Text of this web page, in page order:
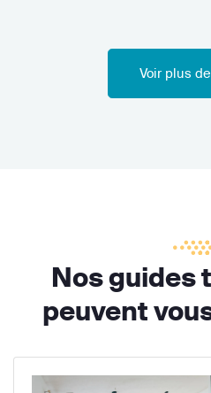
Voir plus
Nos guides
peuvent